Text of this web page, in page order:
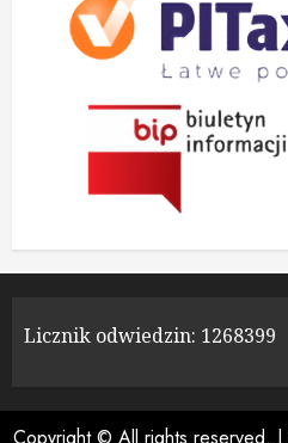
Licznik odwiedzin: 1268399
Copyright © All rights reserved. |